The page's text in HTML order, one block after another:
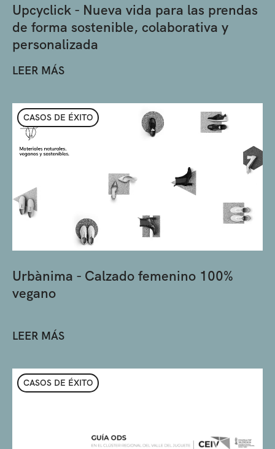
Upcyclick - Nueva vida para las prendas
de forma sostenible, colaborativa y
personalizada
LEER MÁS
CASOS DE ÉXITO
Urbànima - Calzado femenino 100%
vegano
LEER MÁS
CASOS DE ÉXITO